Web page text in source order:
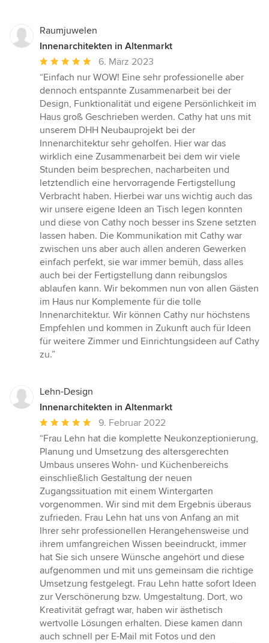
Raumjuwelen
Innenarchitekten in Altenmarkt
Durchschnittliche
Bewertung:
5
von
5
Sternen
6. März 2023
“Einfach nur WOW! Eine sehr professionelle aber
dennoch entspannte Zusammenarbeit bei der
Design, Funktionalität und eigene Persönlichkeit im
Haus groß Geschrieben werden. Cathy hat uns mit
unserem DHH Neubauprojekt bei der
Innenarchitektur sehr geholfen. Hier war das
wirklich eine Zusammenarbeit bei dem wir viele
Stunden beim besprechen, nacharbeiten und
letztendlich eine hervorragende Fertigstellung
Verbracht haben. Hierbei war uns wichtig auch das
wir unsere eigene Ideen an Tisch legen konnten
und diese von Cathy noch besser ins Szene setzten
lassen haben. Die Kommunikation mit Cathy war
zwischen uns aber auch allen anderen Gewerken
einfach perfekt, sie war immer bemüh, dass alles
auch bei der Fertigstellung dann reibungslos
ablaufen kann. Wir bekommen nun von allen Gästen
im Haus nur Komplemente für die tolle
Innenarchitektur. Wir können Cathy nur höchstens
Empfehlen und kommen in Zukunft auch für Ideen
für weitere Zimmer und Einrichtungsideen auf Cathy
zu.”
Lehn-Design
Innenarchitekten in Altenmarkt
Durchschnittliche
Bewertung:
5
von
5
Sternen
9. Februar 2022
“Frau Lehn hat die komplette Neukonzeptionierung,
Planung und Umsetzung des altersgerechten
Umbaus unseres Wohn- und Küchenbereichs
einschließlich Gestaltung der neuen
Zugangssituation mit einem Wintergarten
vorgenommen. Wir sind mit dem Ergebnis überaus
zufrieden. Frau Lehn hat uns von Anfang an mit
Ihrer sehr professionellen Herangehensweise und
ihrem umfangreichen Wissen beeindruckt, immer
hat Sie sich unsere Wünsche angehört und diese
aufgenommen und mit uns gemeinsam die richtige
Umsetzung festgelegt. Frau Lehn hatte sofort Ideen
zur Verschönerung bzw. Umgestaltung. Dort, wo
Kreativität gefragt war, haben wir ästhetisch
wertvolle Lösungen erhalten. Diese kamen dann
auch schnell per E-Mail mit Fotos und den